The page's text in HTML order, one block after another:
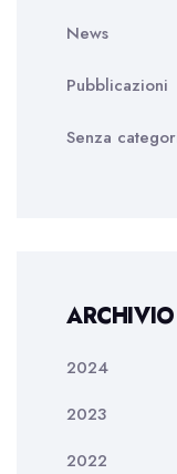
News
Pubblicazioni
Senza
2024
2023
2022